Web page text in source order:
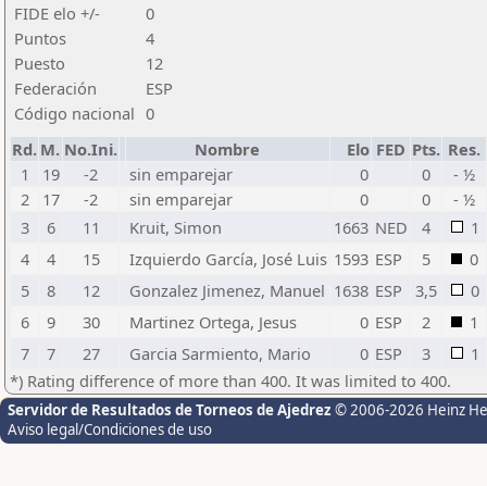
FIDE elo +/-
0
Puntos
4
Puesto
12
Federación
ESP
Código nacional 0
Rd. M. No.Ini. Nombre Elo FED Pts. Res.
1
19 -2 sin emparejar 0 0
- ½
2
17 -2 sin emparejar 0 0
- ½
3
6 11 Kruit, Simon 1663 NED 4
1
4
4 15 Izquierdo García, José Luis 1593 ESP 5
0
5
8 12 Gonzalez Jimenez, Manuel 1638 ESP 3,5
0
6
9 30 Martinez Ortega, Jesus 0 ESP 2
1
7
7 27 Garcia Sarmiento, Mario 0 ESP 3
1
*) Rating difference of more than 400. It was limited to 400.
Servidor de Resultados de Torneos de Ajedrez © 2006-2026 Heinz
Aviso legal/Condiciones de uso